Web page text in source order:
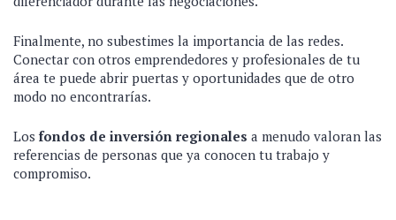
Finalmente, no subestimes la importancia de las redes.
Conectar con otros emprendedores y profesionales de tu
área te puede abrir puertas y oportunidades que de otro
modo no encontrarías.
Los fondos de inversión regionales a menudo valoran las
referencias de personas que ya conocen tu trabajo y
compromiso.